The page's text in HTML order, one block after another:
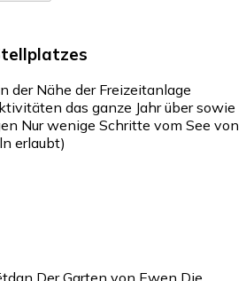
der Nähe der Freizeitanlage
das ganze Jahr über sowie
Nur wenige Schritte vom See von
erlaubt)
Der Garten von Ewen Die